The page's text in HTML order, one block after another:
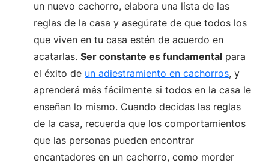
un nuevo cachorro, elabora una lista de las
reglas de la casa y asegúrate de que todos los
que viven en tu casa estén de acuerdo en
acatarlas. Ser constante es fundamental para
el éxito de un adiestramiento en cachorros, y
aprenderá más fácilmente si todos en la casa le
enseñan lo mismo. Cuando decidas las reglas
de la casa, recuerda que los comportamientos
que las personas pueden encontrar
encantadores en un cachorro, como morder